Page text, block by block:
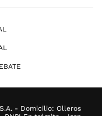
- Domicilio: Olleros